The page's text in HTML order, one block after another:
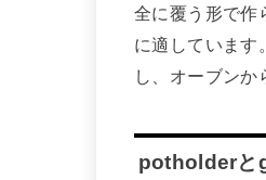
全に覆う形で作
に適しています
し、オーブンか
potholderと